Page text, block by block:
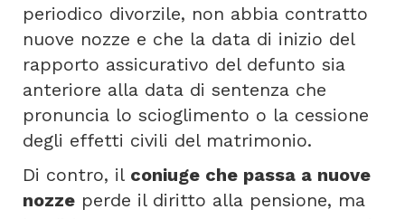
periodico divorzile, non abbia contratto
nuove nozze e che la data di inizio del
rapporto assicurativo del defunto sia
anteriore alla data di sentenza che
pronuncia lo scioglimento o la cessione
degli effetti civili del matrimonio.
Di contro, il coniuge che passa a nuove
nozze perde il diritto alla pensione, ma